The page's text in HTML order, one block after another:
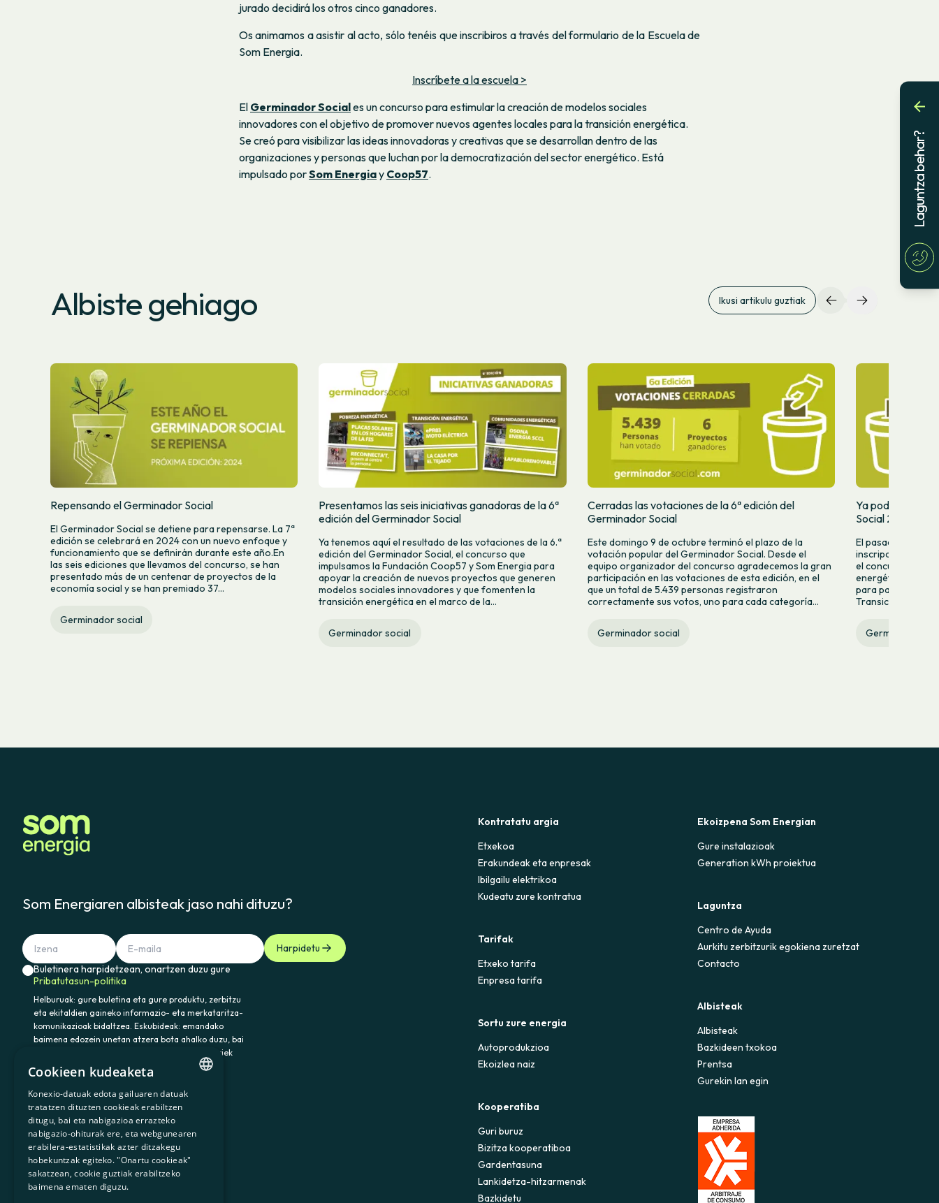
jurado decidirá los otros cinco ganadores.
Os animamos a asistir al acto, sólo tenéis que inscribiros a través del formulario de la Escuela de
Som Energia.
Inscríbete a la escuela >
El Germinador Sociales un concurso para estimular la creación de modelos sociales
innovadores con el objetivo de promover nuevos agentes locales para la transición energética.
Se creó para visibilizar las ideas innovadoras y creativas que se desarrollan dentro de las
organizaciones y personas que luchan por la democratización del sector energético. Está
impulsado porSom Energiay Coop57.
Albiste gehiago Ikusi artikulu guztiak
Repensando el Germinador Social
El Germinador Social se detiene para repensarse. La 7ª
edición se celebrará en 2024 con un nuevo enfoque y
funcionamiento que se definirán durante este año.En
las seis ediciones que llevamos del concurso, se han
presentado más de un centenar de proyectos de la
economía social y se han premiado 37...
Germinador social
Presentamos las seis iniciativas ganadoras de la 6ª
edición del Germinador Social
Ya tenemos aquí el resultado de las votaciones de la 6.ª
edición del Germinador Social, el concurso que
impulsamos la Fundación Coop57 y Som Energia para
apoyar la creación de nuevos proyectos que generen
modelos sociales innovadores y que fomenten la
transición energética en el marco de la...
Germinador social
Cerradas las votaciones de la 6ª edición del
Germinador Social
Este domingo 9 de octubre terminó el plazo de la
votación popular del Germinador Social. Desde el
equipo organizador del concurso agradecemos la gran
participación en las votaciones de esta edición, en el
que un total de 5.439 personas registraron
correctamente sus votos, uno para cada categoría...
Germinador social
Ya podéis votar
Social 2022
El pasado mes de
inscripciones de
el concurso de
energética. Del
para participar,
Transición
Germinador
Som Energiaren albisteak jaso nahi dituzu?
Harpidetu
Buletinera harpidetzean, onartzen duzu gure
Pribatutasun-politika
Helburuak: gure buletina eta gure produktu, zerbitzu
eta ekitaldien gaineko informazio- eta merkataritza-
komunikazioak bidaltzea. Eskubideak: emandako
baimena edozein unetan atzera bota ahalko duzu, bai
eta datuak atzitu, zuzendu eta ezabatu ere. Horiek
eta gainerako eskubideak baliatzeko idatzi
somenergia@delegado-datos.com helbidera.
Informazio osagarria: Pribatutasun-politika
900 103 605
Kontratatu argia
Etxekoa
Erakundeak eta enpresak
Ibilgailu elektrikoa
Kudeatu zure kontratua
Tarifak
Etxeko tarifa
Enpresa tarifa
Sortu zure energia
Autoprodukzioa
Ekoizlea naiz
Kooperatiba
Guri buruz
Bizitza kooperatiboa
Gardentasuna
Lankidetza-hitzarmenak
Bazkidetu
Ekoizpena Som Energian
Gure instalazioak
Generation kWh proiektua
Laguntza
Centro de Ayuda
Aurkitu zerbitzurik egokiena zuretzat
Contacto
Albisteak
Albisteak
Bazkideen txokoa
Prentsa
Gurekin lan egin
Laguntza behar?
CATALAN
SPANISH
GL
BASQUE
Cookieen kudeaketa
Konexio-datuak edota gailuaren datuak
tratatzen dituzten cookieak erabiltzen
ditugu, bai eta nabigazioa errazteko
nabigazio-ohiturak ere, eta webgunearen
erabilera-estatistikak azter ditzakegu
hobekuntzak egiteko. "Onartu cookieak"
sakatzean, cookie guztiak erabiltzeko
baimena ematen diguzu.